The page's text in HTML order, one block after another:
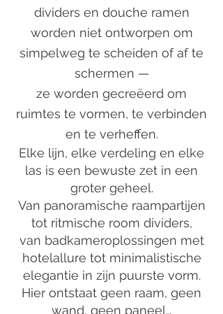
dividers en douche ramen
worden niet ontworpen om
simpelweg te scheiden of af te
schermen —
ze worden gecreëerd om
ruimtes te vormen, te verbinden
en te verheffen.
Elke lijn, elke verdeling en elke
las is een bewuste zet in een
groter geheel.
Van panoramische raampartijen
tot ritmische room dividers,
van badkameroplossingen met
hotelallure tot minimalistische
elegantie in zijn puurste vorm.
Hier ontstaat geen raam, geen
wand, geen paneel…